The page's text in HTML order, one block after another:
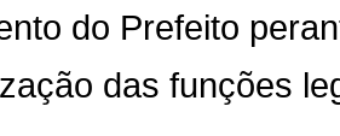
do Prefeito
das funções